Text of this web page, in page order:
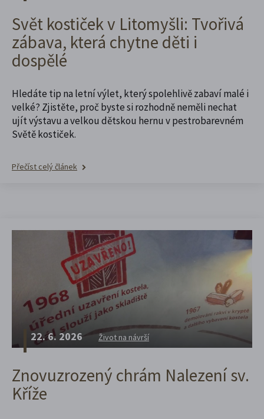
Svět kostiček v Litomyšli: Tvořivá
zábava, která chytne děti i
dospělé
Hledáte tip na letní výlet, který spolehlivě zabaví malé i
velké? Zjistěte, proč byste si rozhodně neměli nechat
ujít výstavu a velkou dětskou hernu v pestrobarevném
Světě kostiček.
Přečíst celý článek
22. 6. 2026 Život na návrší
Znovuzrozený chrám Nalezení sv.
Kříže